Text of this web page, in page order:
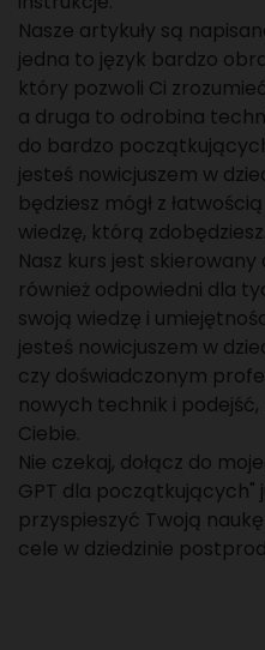
Nasze artykuły są
jedna to język bardzo
który pozwoli Ci
a druga to odrobina
do bardzo
jesteś nowicjuszem w
będziesz mógł z
wiedzę, którą zdobędziesz.
Nasz kurs jest
również odpowiedni dla
swoją wiedzę i
jesteś nowicjuszem w
czy doświadczonym
nowych technik i
Ciebie.
Nie czekaj, dołącz do
GPT dla początkujących"
przyspieszyć Twoją
cele w dziedzinie